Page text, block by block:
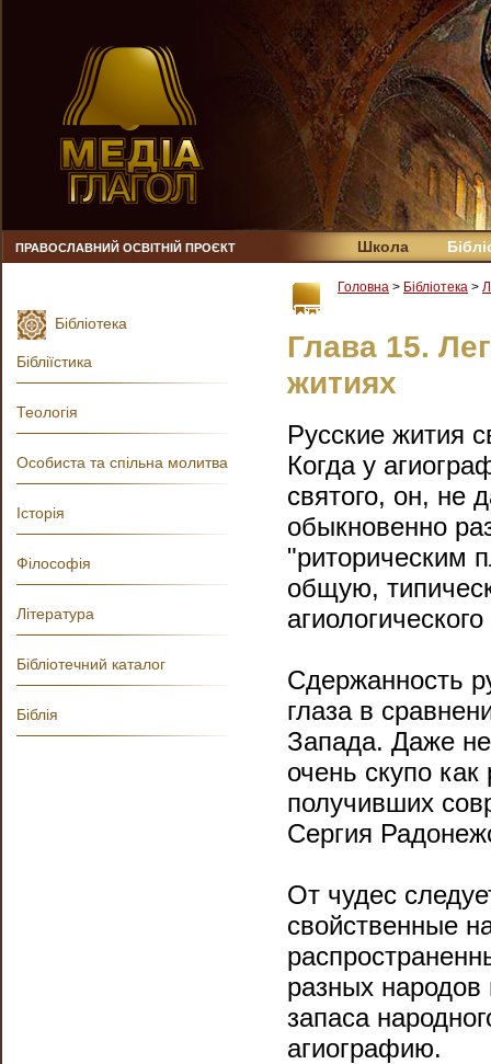
ПРАВОСЛАВНИЙ ОСВІТНІЙ ПРОЄКТ Школа
Головна > Бібліотека >
Глава 15.
житиях
Русские жития
Когда у
святого, он, не
обыкновенно
"риторическим
общую,
Сдержанность
глаза в
Запада. Даже
очень скупо
получивших
Сергия
От чудес
свойственные
разных народов
запаса
агиографию.
Бібліотека
Бібліїстика
Теологія
Особиста та спільна молитва
Історія
Філософія
Література
Бібліотечний каталог
Біблія